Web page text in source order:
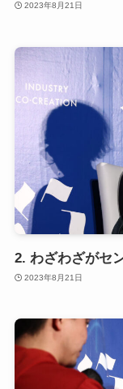
2023年8月21日
2. わざわざがセ
2023年8月21日